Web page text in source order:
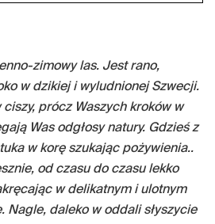
zimowy las. Jest rano,
w dzikiej i wyludnionej Szwecji.
prócz Waszych kroków w
Was odgłosy natury. Gdzieś z
w korę szukając pożywienia..
od czasu do czasu lekko
w delikatnym i ulotnym
Nagle, daleko w oddali słyszycie